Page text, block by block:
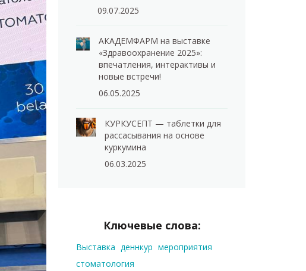
09.07.2025
АКАДЕМФАРМ на выставке
«Здравоохранение 2025»:
впечатления, интерактивы и
новые встречи!
06.05.2025
КУРКУСЕПТ — таблетки для
рассасывания на основе
куркумина
06.03.2025
Ключевые слова:
Выставка деннкур мероприятия
стоматология